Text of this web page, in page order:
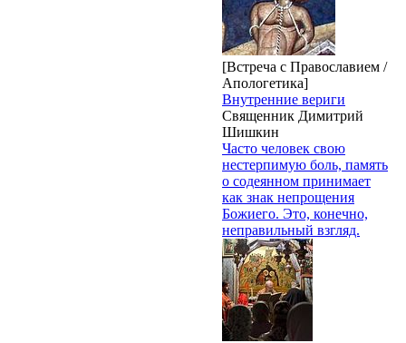
[Встреча с Православием /
Апологетика]
Внутренние вериги
Священник Димитрий
Шишкин
Часто человек свою
нестерпимую боль, память
о содеянном принимает
как знак непрощения
Божиего. Это, конечно,
неправильный взгляд.